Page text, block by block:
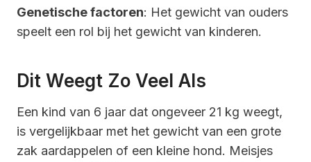
Genetische factoren: Het gewicht van ouders
speelt een rol bij het gewicht van kinderen.
Dit Weegt Zo Veel Als
Een kind van 6 jaar dat ongeveer 21 kg weegt,
is vergelijkbaar met het gewicht van een grote
zak aardappelen of een kleine hond. Meisjes